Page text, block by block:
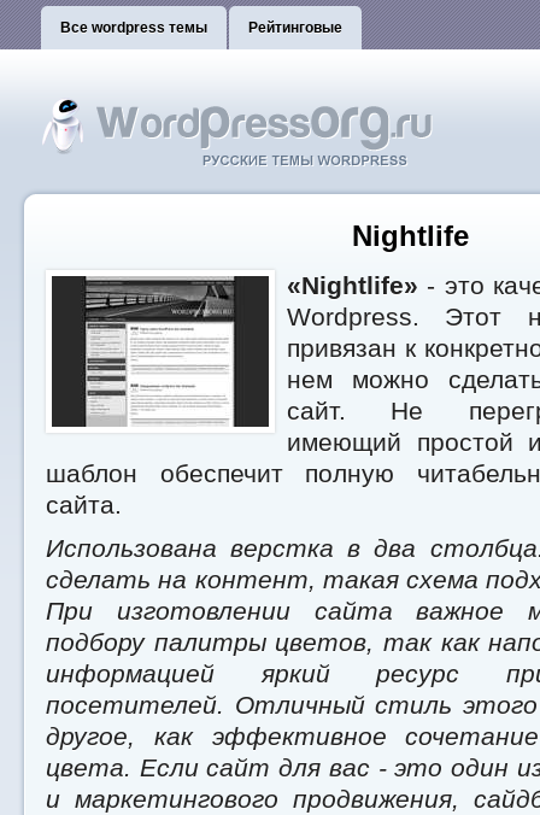
Все wordpress темы Рейтинговые
Nightlife
«Nightlife» - это
Wordpress. Этот
привязан к
нем можно
сайт. Не
имеющий простой
шаблон обеспечит полную
сайта.
Использована верстка в два
сделать на контент, такая схема
При изготовлении сайта важное
подбору палитры цветов, так как
информацией яркий ресурс
посетителей. Отличный стиль
другое, как эффективное
цвета. Если сайт для вас - это один
и маркетингового продвижения,